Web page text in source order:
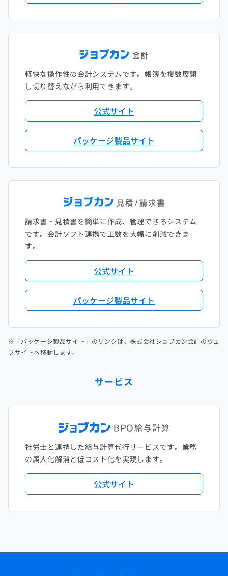
軽快な操作性の会計システムです。帳簿を複数展開
し切り替えながら利用できます。
公式サイト
パッケージ製品サイト
請求書・見積書を簡単に作成、管理できるシステム
です。会計ソフト連携で工数を大幅に削減できま
す。
公式サイト
パッケージ製品サイト
※「パッケージ製品サイト」のリンクは、株式会社ジョブカン会計のウェ
ブサイトへ移動します。
サービス
社労士と連携した給与計算代行サービスです。業務
の属人化解消と低コスト化を実現します。
公式サイト